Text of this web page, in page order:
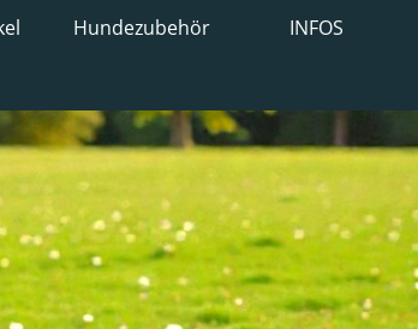
Hundezubehör INFOS